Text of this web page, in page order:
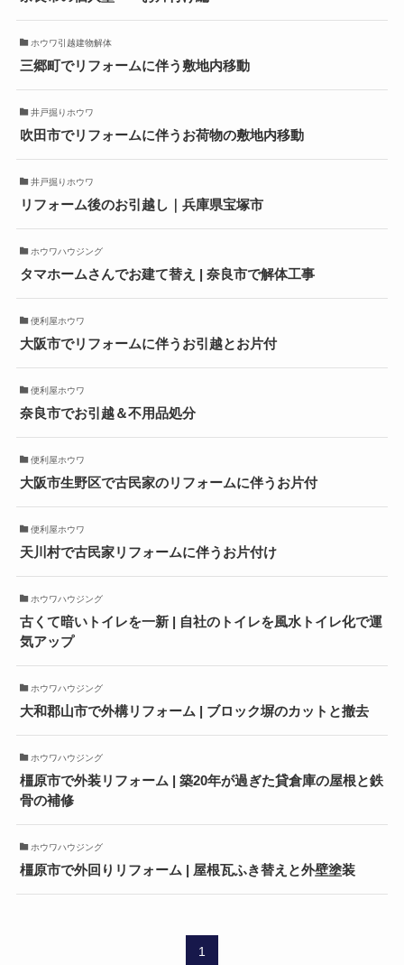
ホウワ引越建物解体
三郷町でリフォームに伴う敷地内移動
井戸掘りホウワ
吹田市でリフォームに伴うお荷物の敷地内移動
井戸掘りホウワ
リフォーム後のお引越し｜兵庫県宝塚市
ホウワハウジング
タマホームさんでお建て替え | 奈良市で解体工事
便利屋ホウワ
大阪市でリフォームに伴うお引越とお片付
便利屋ホウワ
奈良市でお引越＆不用品処分
便利屋ホウワ
大阪市生野区で古民家のリフォームに伴うお片付
便利屋ホウワ
天川村で古民家リフォームに伴うお片付け
ホウワハウジング
古くて暗いトイレを一新 | 自社のトイレを風水トイレ化で運
気アップ
ホウワハウジング
大和郡山市で外構リフォーム | ブロック塀のカットと撤去
ホウワハウジング
橿原市で外装リフォーム | 築20年が過ぎた貸倉庫の屋根と鉄
骨の補修
ホウワハウジング
橿原市で外回りリフォーム | 屋根瓦ふき替えと外壁塗装
1